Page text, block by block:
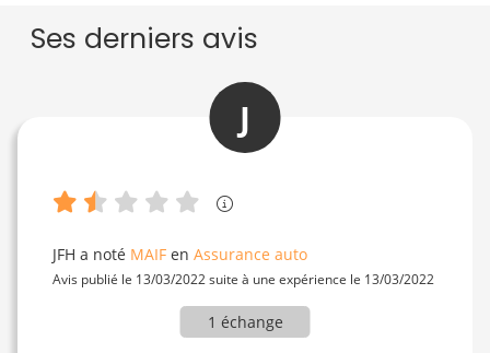
Ses derniers avis
J
JFH a noté MAIF en Assurance auto
Avis publié le 13/03/2022 suite à une expérience le 13/03/2022
1 échange